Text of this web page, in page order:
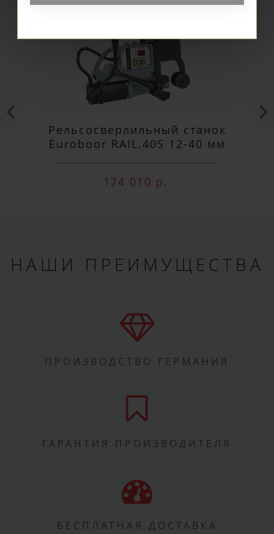
Рельсосверлильный станок
Euroboor RAIL.40S 12-40 мм
174 010 р.
НАШИ ПРЕИМУЩЕСТВА
ПРОИЗВОДСТВО ГЕРМАНИЯ
ГАРАНТИЯ ПРОИЗВОДИТЕЛЯ
БЕСПЛАТНАЯ ДОСТАВКА